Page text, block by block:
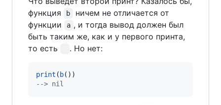
функция
b
ничем не отличается от
функции
a , и тогда вывод должен был
быть таким же, как и у первого принта,
то есть
. Но нет:
print ( b
--> nil